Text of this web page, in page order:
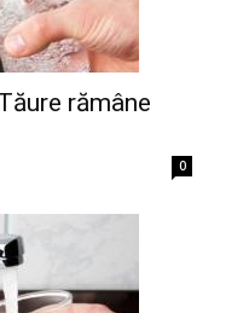
rămâne
0